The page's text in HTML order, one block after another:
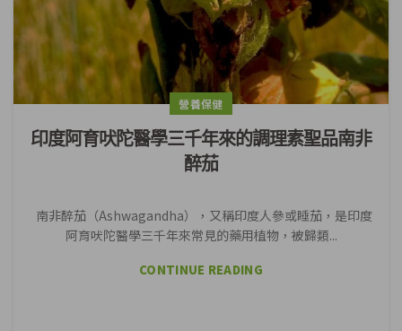
營養保健
印度阿育吠陀醫學三千年來的調理素聖品南非
醉茄
南非醉茄（Ashwagandha），又稱印度人參或睡茄，是印度
阿育吠陀醫學三千年來常見的藥用植物，被歸類...
CONTINUE READING